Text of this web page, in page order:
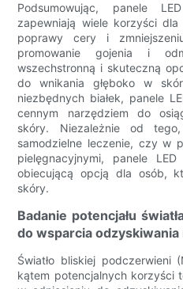
Podsumowując, panele
zapewniają wiele korzyści
poprawy cery i
promowanie gojenia i
wszechstronną i skuteczną
do wnikania głęboko w
niezbędnych białek, panele
cennym narzędziem do
skóry. Niezależnie od
samodzielne leczenie, czy w
pielęgnacyjnymi, panele
obiecującą opcją dla osób,
skóry.
Badanie potencjału
do wsparcia odzyskiwania
Światło bliskiej
kątem potencjalnych korzyści